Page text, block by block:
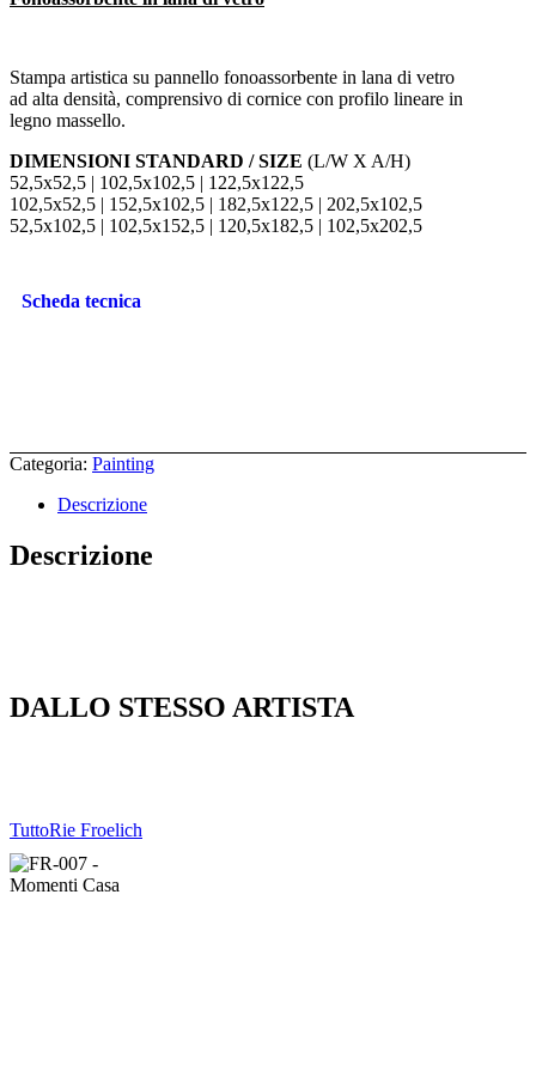
Stampa artistica su pannello fonoassorbente in lana di vetro
ad alta densità, comprensivo di cornice con profilo lineare in
legno massello.
DIMENSIONI STANDARD / SIZE (L/W X A/H)
52,5x52,5 | 102,5x102,5 | 122,5x122,5
102,5x52,5 | 152,5x102,5 | 182,5x122,5 | 202,5x102,5
52,5x102,5 | 102,5x152,5 | 120,5x182,5 | 102,5x202,5
Scheda tecnica
Categoria: Painting
Descrizione
Descrizione
DALLO STESSO ARTISTA
TuttoRie Froelich